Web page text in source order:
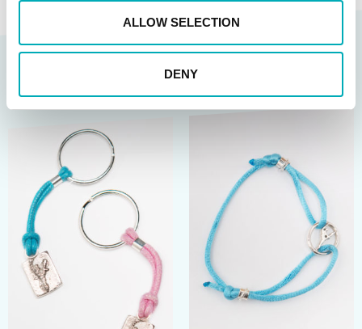
ALLOW SELECTION
DENY
Gerelateerde producten